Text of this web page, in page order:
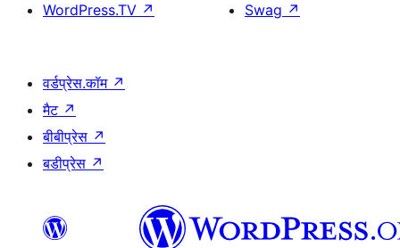
WordPress.TV ↗
Swag ↗
वर्डप्रेस.कॉम ↗
मैट ↗
बीबीप्रेस ↗
बडीप्रेस ↗